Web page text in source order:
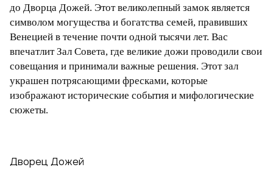
до Дворца Дожей. Этот великолепный замок является
символом могущества и богатства семей, правивших
Венецией в течение почти одной тысячи лет. Вас
впечатлит Зал Совета, где великие дожи проводили свои
совещания и принимали важные решения. Этот зал
украшен потрясающими фресками, которые
изображают исторические события и мифологические
сюжеты.
Дворец Дожей